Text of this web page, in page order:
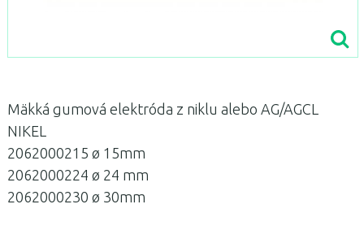
Mäkká gumová elektróda z niklu alebo AG/AGCL
NIKEL
2062000215 ø 15mm
2062000224 ø 24 mm
2062000230 ø 30mm